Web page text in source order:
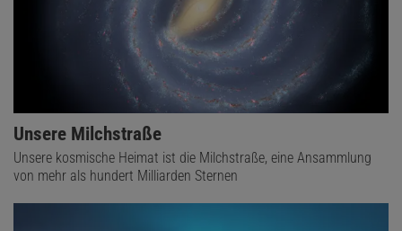
Das könnte Sie auch interessieren:
Eine Zulassung, die die Nacht verändern
Unsere Milchstraße
Unsere kosmische Heimat ist die Milchstraße, eine Ansammlung
von mehr als hundert Milliarden Sternen